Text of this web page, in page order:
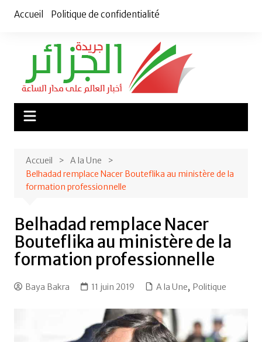
Accueil Politique de confidentialité
Accueil
A la Une
Belhadad remplace Nacer Bouteflika au ministère de la
formation professionnelle
Belhadad remplace Nacer
Bouteflika au ministère de la
formation professionnelle
Baya Bakra 11 juin 2019 A la Une, Politique